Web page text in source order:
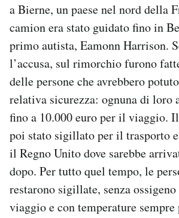
a Bierne, un paese nel nord della
camion era stato guidato fino in
primo autista, Eamonn Harrison.
l’accusa, sul rimorchio furono
delle persone che avrebbero
relativa sicurezza: ognuna di loro
fino a 10.000 euro per il viaggio.
poi stato sigillato per il trasporto
il Regno Unito dove sarebbe
dopo. Per tutto quel tempo, le
restarono sigillate, senza
viaggio e con temperature